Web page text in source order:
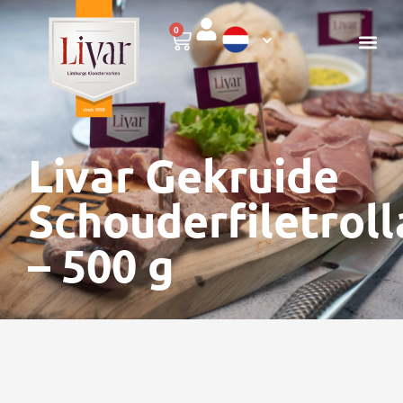
0
Livar Gekruide
– 500 g